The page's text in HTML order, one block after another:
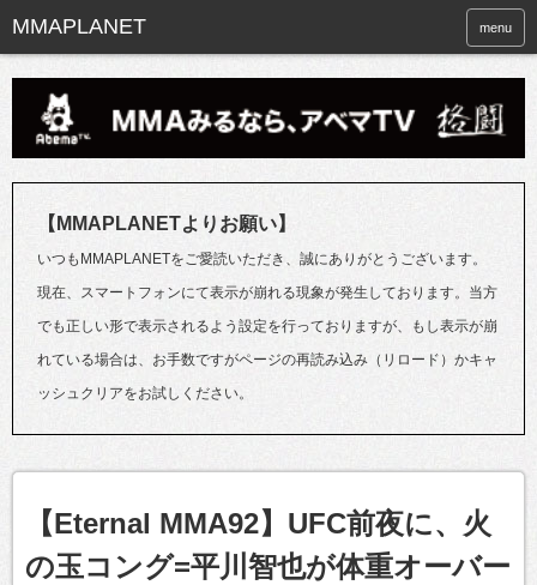
menu
【MMAPLANETよりお願い】
いつもMMAPLANETをご愛読いただき、誠にありがとうございます。
現在、スマートフォンにて表示が崩れる現象が発生しております。当方
でも正しい形で表示されるよう設定を行っておりますが、もし表示が崩
れている場合は、お手数ですがページの再読み込み（リロード）かキャ
ッシュクリアをお試しください。
【Eternal MMA92】UFC前夜に、火
の玉コング=平川智也が体重オーバー